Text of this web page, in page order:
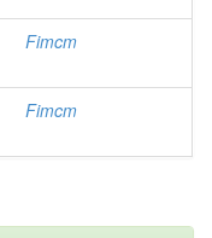
Fimcm
Fimcm